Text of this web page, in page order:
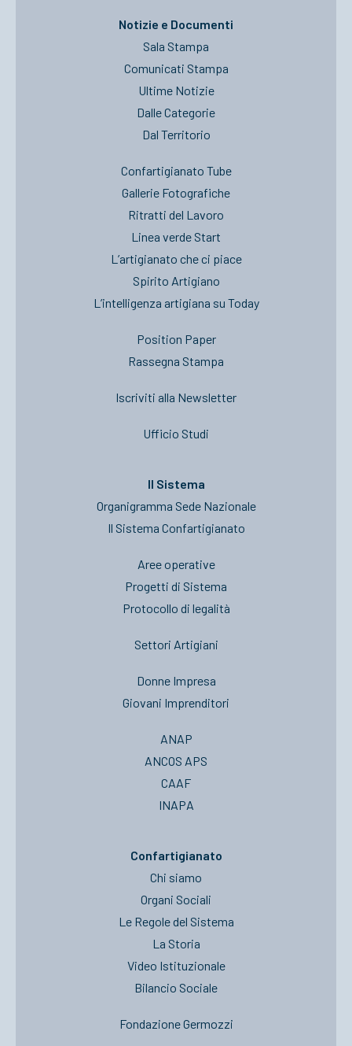
Notizie e Documenti
Sala Stampa
Comunicati Stampa
Ultime Notizie
Dalle Categorie
Dal Territorio
Confartigianato Tube
Gallerie Fotografiche
Ritratti del Lavoro
Linea verde Start
L’artigianato che ci piace
Spirito Artigiano
L’intelligenza artigiana su Today
Position Paper
Rassegna Stampa
Iscriviti alla Newsletter
Ufficio Studi
Il Sistema
Organigramma Sede Nazionale
Il Sistema Confartigianato
Aree operative
Progetti di Sistema
Protocollo di legalità
Settori Artigiani
Donne Impresa
Giovani Imprenditori
ANAP
ANCOS APS
CAAF
INAPA
Confartigianato
Chi siamo
Organi Sociali
Le Regole del Sistema
La Storia
Video Istituzionale
Bilancio Sociale
Fondazione Germozzi